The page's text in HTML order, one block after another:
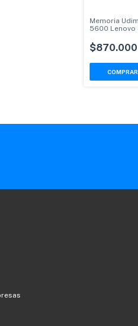
Memoria
5600 Lenovo
$870.000